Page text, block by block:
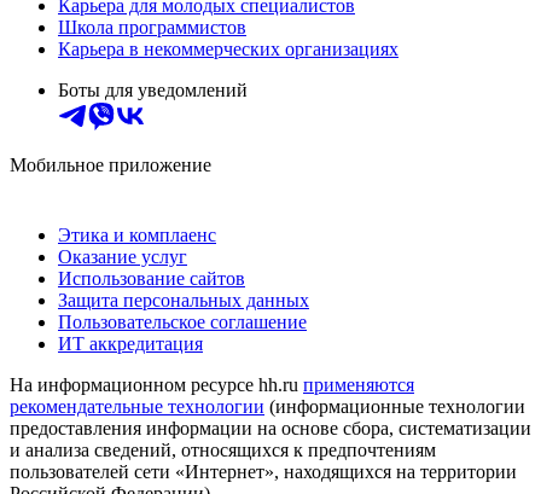
Карьера для молодых специалистов
Школа программистов
Карьера в некоммерческих организациях
Боты для уведомлений
Мобильное приложение
Этика и комплаенс
Оказание услуг
Использование сайтов
Защита персональных данных
Пользовательское соглашение
ИТ аккредитация
На информационном ресурсе hh.ru применяются
рекомендательные технологии (информационные технологии
предоставления информации на основе сбора, систематизации
и анализа сведений, относящихся к предпочтениям
пользователей сети «Интернет», находящихся на территории